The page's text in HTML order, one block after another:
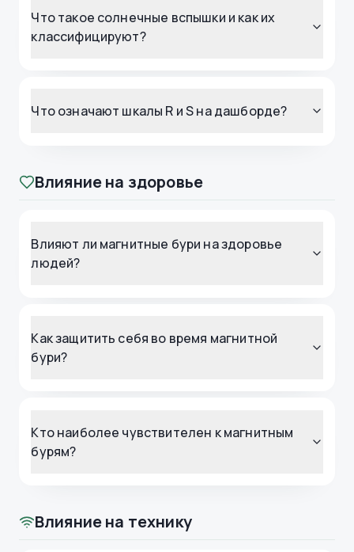
Что такое солнечные вспышки и как их
классифицируют?
Что означают шкалы R и S на дашборде?
Влияние на здоровье
Влияют ли магнитные бури на здоровье
людей?
Как защитить себя во время магнитной
бури?
Кто наиболее чувствителен к магнитным
бурям?
Влияние на технику